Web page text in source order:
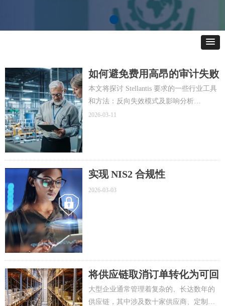
如何避免费用高昂的审计失败
本文将探讨 Stellantis 要求的一些行业工具
和方法：反向失效模式及影响分析
(FMEA) 、分层过程审核 (LPA)、快速响
2026-03-11
实现 NIS2 合规性
2026-03-03
将供应链取消订单转化为可回
收价值
大型企业通常管理着复杂的、长达数年的
供应链，其中涉及数十家供应商、定制模